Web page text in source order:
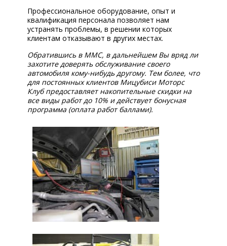
Профессиональное оборудование, опыт и
квалификация персонала позволяет нам
устранять проблемы, в решении которых
клиентам отказывают в других местах.
Обратившись в ММС, в дальнейшем Вы вряд ли
захотите доверять обслуживание своего
автомобиля кому-нибудь другому. Тем более, что
для постоянных клиентов Мицубиси Моторс
Клуб предоставляет накопительные скидки на
все виды работ до 10% и действует бонусная
программа (оплата работ баллами).